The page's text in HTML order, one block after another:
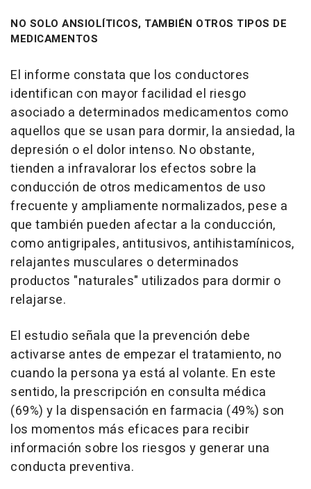
NO SOLO ANSIOLÍTICOS, TAMBIÉN OTROS TIPOS DE
MEDICAMENTOS
El informe constata que los conductores
identifican con mayor facilidad el riesgo
asociado a determinados medicamentos como
aquellos que se usan para dormir, la ansiedad, la
depresión o el dolor intenso. No obstante,
tienden a infravalorar los efectos sobre la
conducción de otros medicamentos de uso
frecuente y ampliamente normalizados, pese a
que también pueden afectar a la conducción,
como antigripales, antitusivos, antihistamínicos,
relajantes musculares o determinados
productos "naturales" utilizados para dormir o
relajarse.
El estudio señala que la prevención debe
activarse antes de empezar el tratamiento, no
cuando la persona ya está al volante. En este
sentido, la prescripción en consulta médica
(69%) y la dispensación en farmacia (49%) son
los momentos más eficaces para recibir
información sobre los riesgos y generar una
conducta preventiva.